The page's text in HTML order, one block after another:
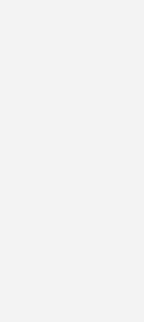
L'art du verrier : des